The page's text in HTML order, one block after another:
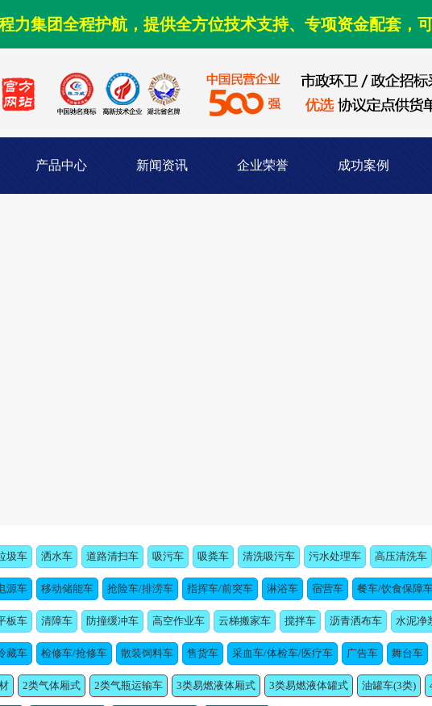
力集团全程护航，提供全方位技术支持、专项资金配套，
产品中心 新闻资讯 企业荣誉 成功案例
圾车 洒水车 道路清扫车 吸污车 吸粪车 清洗吸污车 污水处理车 高压清洗车
源车 移动储能车 抢险车/排涝车 指挥车/前突车 淋浴车 宿营车 餐车/饮食保障
板车 清障车 防撞缓冲车 高空作业车 云梯搬家车 搅拌车 沥青洒布车 水泥净
藏车 检修车/抢修车 散装饲料车 售货车 采血车/体检车/医疗车 广告车 舞台车
2类气体厢式 2类气瓶运输车 3类易燃液体厢式 3类易燃液体罐式 油罐车(3类)